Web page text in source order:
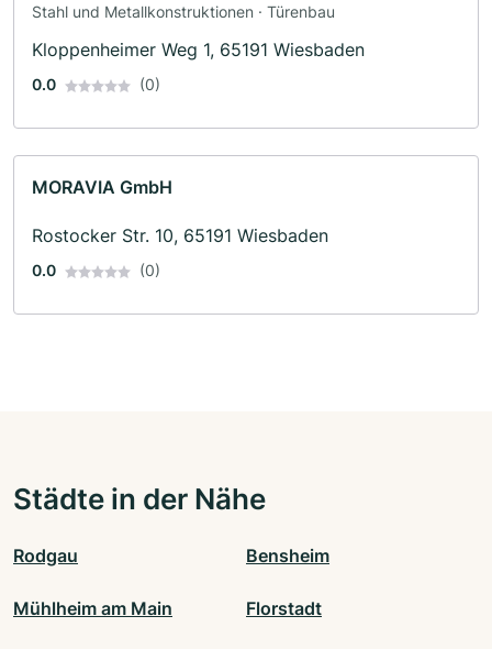
Stahl und Metallkonstruktionen · Türenbau
Kloppenheimer Weg 1, 65191 Wiesbaden
0.0 (0)
MORAVIA GmbH
Rostocker Str. 10, 65191 Wiesbaden
0.0 (0)
Städte in der Nähe
Rodgau Bensheim
Mühlheim am Main Florstadt